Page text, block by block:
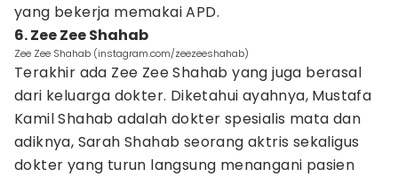
yang bekerja memakai APD.
6. Zee Zee Shahab
Zee Zee Shahab (instagram.com/zeezeeshahab)
Terakhir ada Zee Zee Shahab yang juga berasal
dari keluarga dokter. Diketahui ayahnya, Mustafa
Kamil Shahab adalah dokter spesialis mata dan
adiknya, Sarah Shahab seorang aktris sekaligus
dokter yang turun langsung menangani pasien